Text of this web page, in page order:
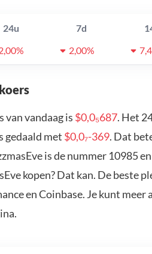
24u 7d
2,00%
van vandaag is $0,0₅687. Het
gedaald met $0,0₇-369. Dat
is de nummer 10985
kopen? Dat kan. De beste
en Coinbase. Je kunt meer